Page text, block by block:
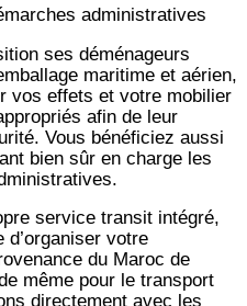
administratives
ses déménageurs
maritime et aérien,
vos effets et votre mobilier
afin de leur
Vous bénéficiez aussi
bien sûr en charge les
service transit intégré,
d’organiser votre
du Maroc de
même pour le transport
directement avec les